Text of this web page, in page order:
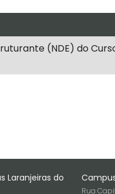
(NDE) do
Laranjeiras do
Rua